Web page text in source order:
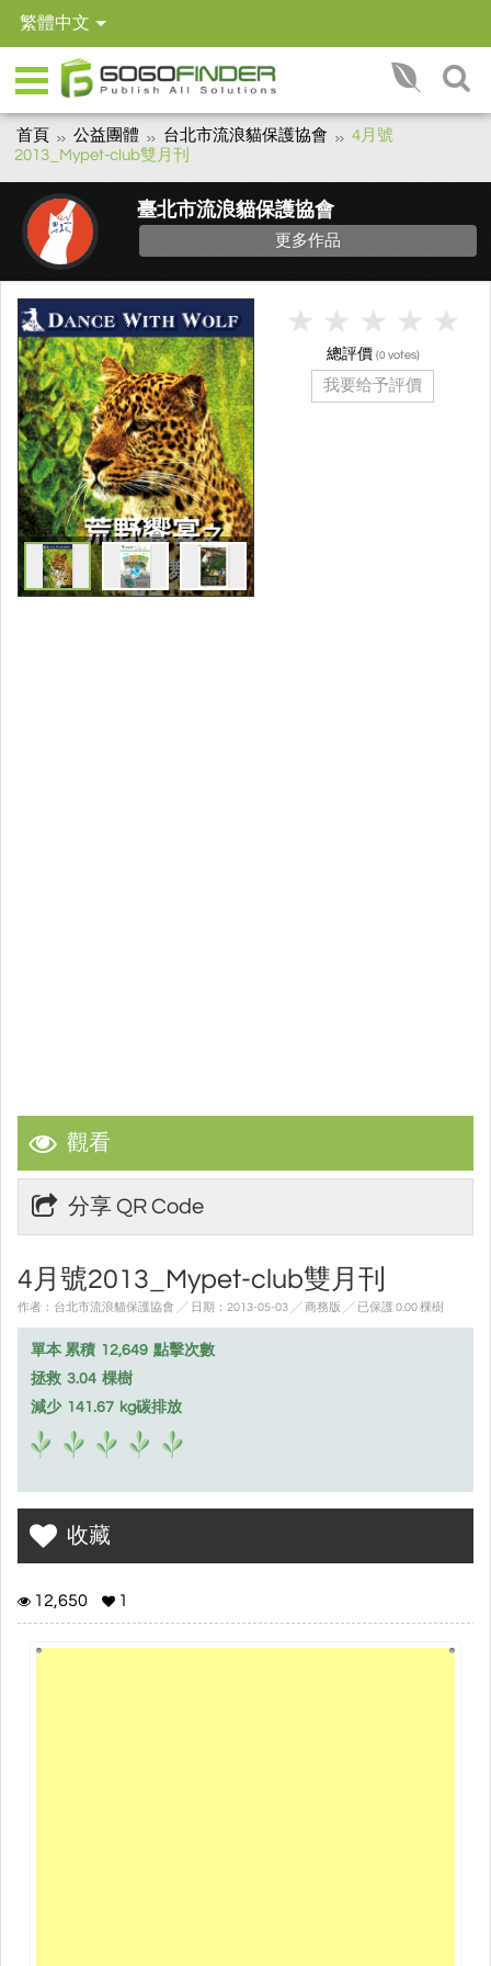
繁體中文
首頁 公益團體 台北市流浪貓保護協會
4月號
2013_Mypet-club雙月刊
臺北市流浪貓保護協會
更多作品
觀看
分享 QR Code
4月號2013_Mypet-club雙月刊
作者：台北市流浪貓保護協會 ╱ 日期：2013-05-03 ╱ 商務版 ╱ 已保護 0.00 棵樹
單本 累積 12,649 點擊次數
拯救 3.04 棵樹
減少 141.67 kg碳排放
收藏
12,650 1
總評價 (0 votes)
我要给予評價